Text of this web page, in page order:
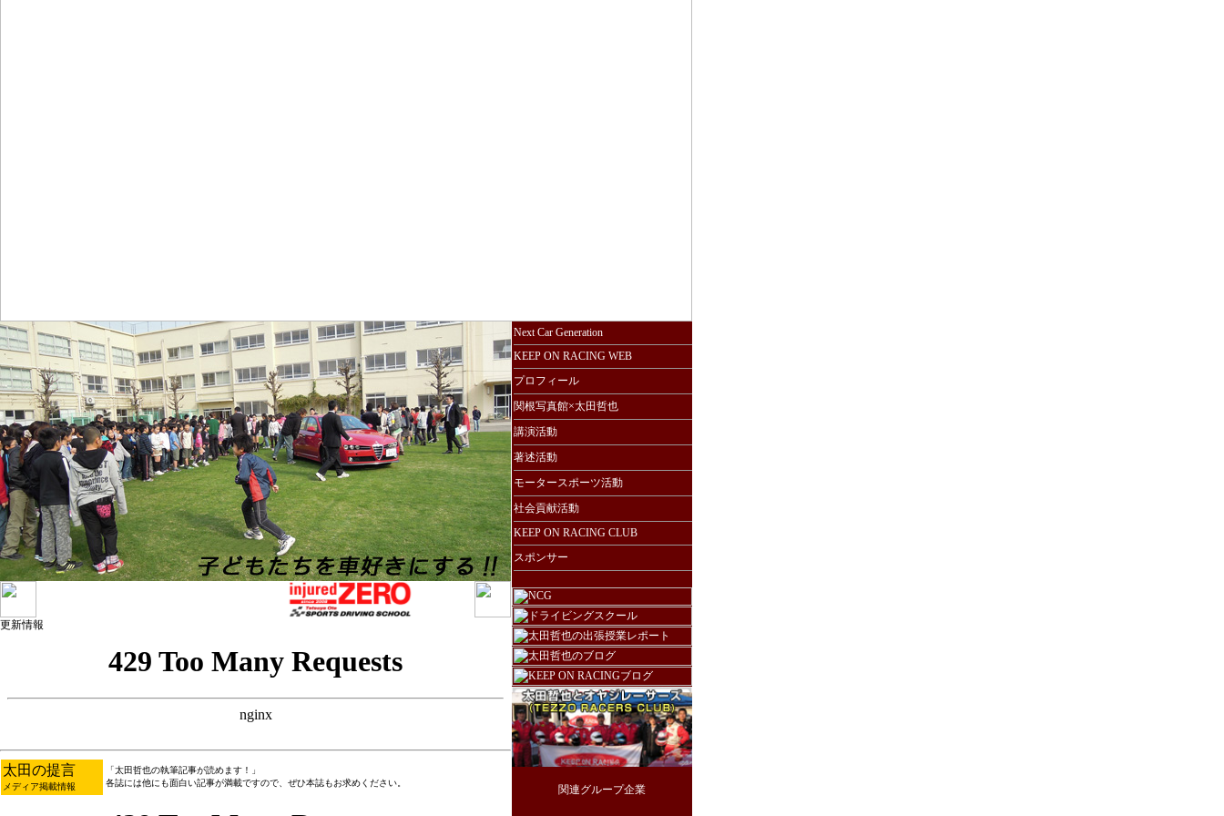
更新情報
太田の提言
メディア掲載情報
「太田哲也の執筆記事が読めます！」
各誌には他にも面白い記事が満載ですので、ぜひ本誌もお求めください。
Next Car Generation
KEEP ON RACING WEB
プロフィール
関根写真館×太田哲也
講演活動
著述活動
モータースポーツ活動
社会貢献活動
KEEP ON RACING CLUB
スポンサー
関連グループ企業